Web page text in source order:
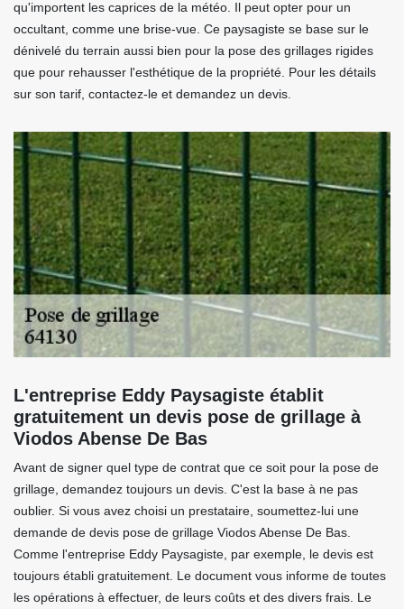
qu'importent les caprices de la météo. Il peut opter pour un
occultant, comme une brise-vue. Ce paysagiste se base sur le
dénivelé du terrain aussi bien pour la pose des grillages rigides
que pour rehausser l'esthétique de la propriété. Pour les détails
sur son tarif, contactez-le et demandez un devis.
L'entreprise Eddy Paysagiste établit
gratuitement un devis pose de grillage à
Viodos Abense De Bas
Avant de signer quel type de contrat que ce soit pour la pose de
grillage, demandez toujours un devis. C'est la base à ne pas
oublier. Si vous avez choisi un prestataire, soumettez-lui une
demande de devis pose de grillage Viodos Abense De Bas.
Comme l'entreprise Eddy Paysagiste, par exemple, le devis est
toujours établi gratuitement. Le document vous informe de toutes
les opérations à effectuer, de leurs coûts et des divers frais. Le